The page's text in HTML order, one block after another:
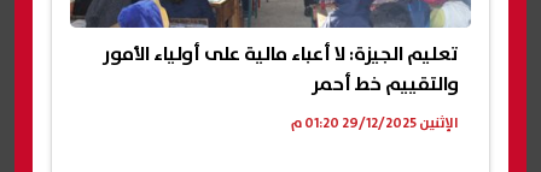
تعليم الجيزة: لا أعباء مالية على أولياء الأمور
والتقييم خط أحمر
الإثنين 29/12/2025 01:20 م